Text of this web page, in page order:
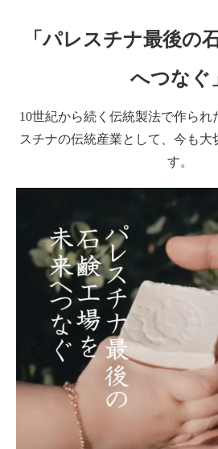
「パレスチナ最後の
へつなぐ
10世紀から続く伝統製法で作られ
スチナの伝統産業として、今も大
す。